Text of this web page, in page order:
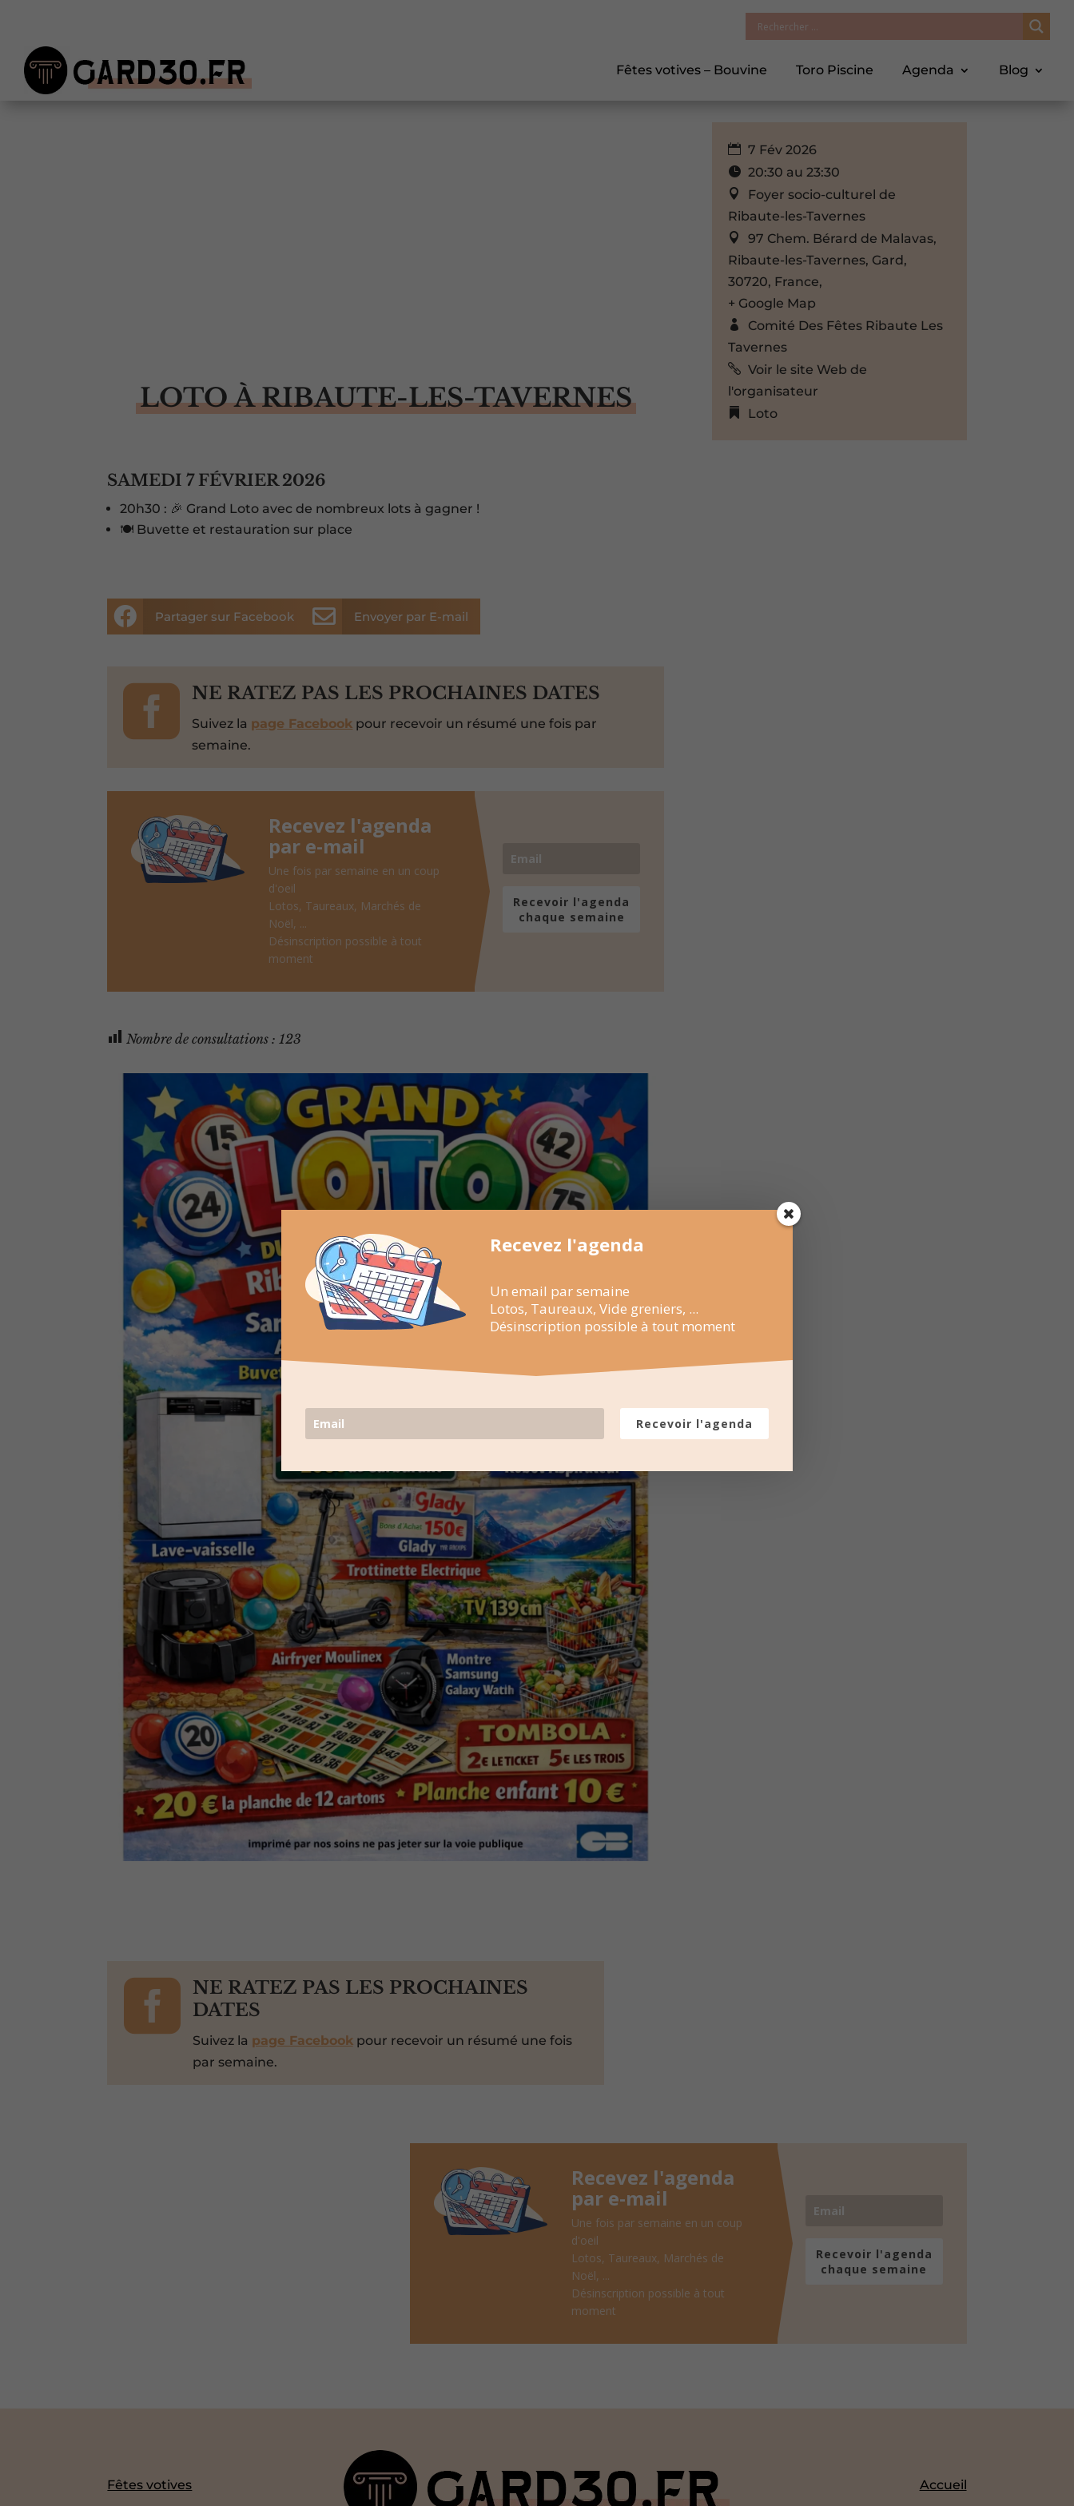
Fêtes votives – Bouvine Toro Piscine Agenda Blog
LOTO À RIBAUTE-LES-TAVERNES
SAMEDI 7 FÉVRIER 2026
20h30 : 🎉 Grand Loto avec de nombreux lots à gagner !
🍽️ Buvette et restauration sur place
 Partager sur Facebook  Envoyer par E-mail
 NE RATEZ PAS LES PROCHAINES DATES
Suivez la page Facebook pour recevoir un résumé une fois par
semaine.
Recevez l'agenda
par e-mail
Une fois par semaine en un coup
d'oeil
Lotos, Taureaux, Marchés de
Noël, ...
Désinscription possible à tout
moment
Recevoir l'agenda
chaque semaine
Nombre de consultations : 123
7 Fév 2026
20:30 au 23:30
Foyer socio-culturel de
Ribaute-les-Tavernes
97 Chem. Bérard de Malavas,
Ribaute-les-Tavernes, Gard,
30720, France,
+ Google Map
Comité Des Fêtes Ribaute Les
Tavernes
Voir le site Web de
l'organisateur
Loto

NE RATEZ PAS LES PROCHAINES
DATES
Suivez la page Facebookpour recevoir un résumé une fois
par semaine.
Recevez l'agenda
par e-mail
Une fois par semaine en un coup
d'oeil
Lotos, Taureaux, Marchés de
Noël, ...
Désinscription possible à tout
moment
Recevoir l'agenda
chaque semaine
Fêtes votives Accueil
Recevez l'agenda
Un email par semaine
Lotos, Taureaux, Vide greniers, ...
Désinscription possible à tout moment
Recevoir l'agenda